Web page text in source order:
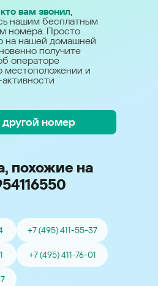
кто вам звонил,
нашим бесплатным
номера. Просто
на нашей домашней
получите
операторе
местоположении и
номер
похожие на
+7 (495) 411-55-37
+7 (495) 411-76-01